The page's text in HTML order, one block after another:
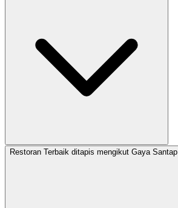
Restoran Terbaik ditapis mengikut Gaya Santap